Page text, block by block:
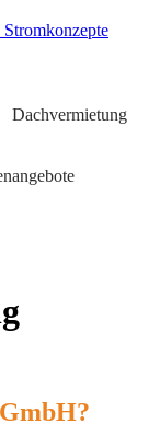
Dachvermietung